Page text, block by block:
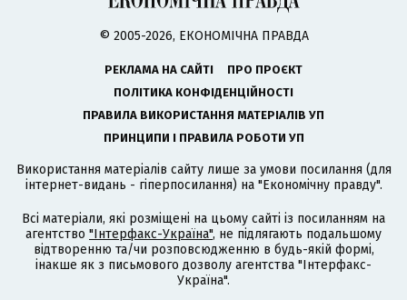
© 2005-2026, ЕКОНОМІЧНА ПРАВДА
РЕКЛАМА НА САЙТІ
ПРО ПРОЄКТ
ПОЛІТИКА КОНФІДЕНЦІЙНОСТІ
ПРАВИЛА ВИКОРИСТАННЯ МАТЕРІАЛІВ УП
ПРИНЦИПИ І ПРАВИЛА РОБОТИ УП
Використання матеріалів сайту лише за умови посилання (для
інтернет-видань - гіперпосилання) на "Економічну правду".
Всі матеріали, які розміщені на цьому сайті із посиланням на
агентство "Інтерфакс-Україна", не підлягають подальшому
відтворенню та/чи розповсюдженню в будь-якій формі,
інакше як з письмового дозволу агентства "Інтерфакс-
Україна".